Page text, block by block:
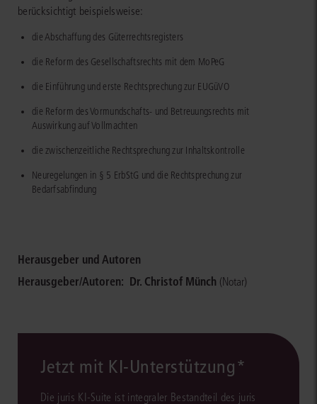
berücksichtigt beispielsweise:
die Abschaffung des Güterrechtsregisters
die Reform des Gesellschaftsrechts mit dem MoPeG
die Einführung und erste Rechtsprechung zur EUGüVO
die Reform des Vormundschafts- und Betreuungsrechts mit
Auswirkung auf Vollmachten
die zwischenzeitliche Rechtsprechung zur Inhaltskontrolle
Neuregelungen in § 5 ErbStG und die Rechtsprechung zur
Bedarfsabfindung
Herausgeber und Autoren
Herausgeber/Autoren: Dr. Christof Münch (Notar)
Jetzt mit KI-Unterstützung*
Die juris KI-Suite ist integraler Bestandteil des juris